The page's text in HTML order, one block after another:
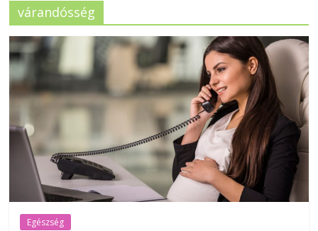
várandósség
Egészség